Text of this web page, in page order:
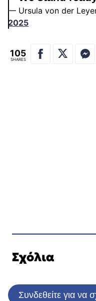
— Ursula von der
2025
105
SHARES
Σχόλια
Συνδεθείτε για να